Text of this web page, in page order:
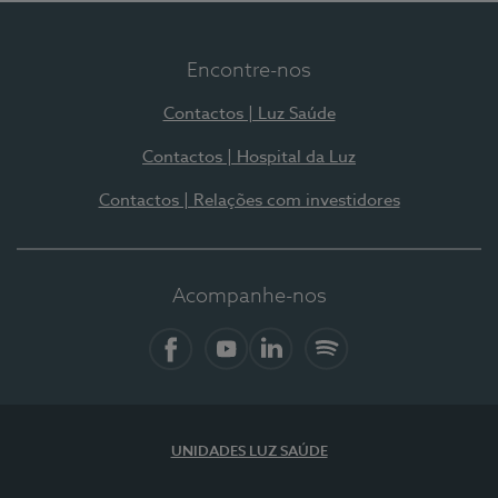
Encontre-nos
Contactos | Luz Saúde
Contactos | Hospital da Luz
Contactos | Relações com investidores
Acompanhe-nos
UNIDADES LUZ SAÚDE